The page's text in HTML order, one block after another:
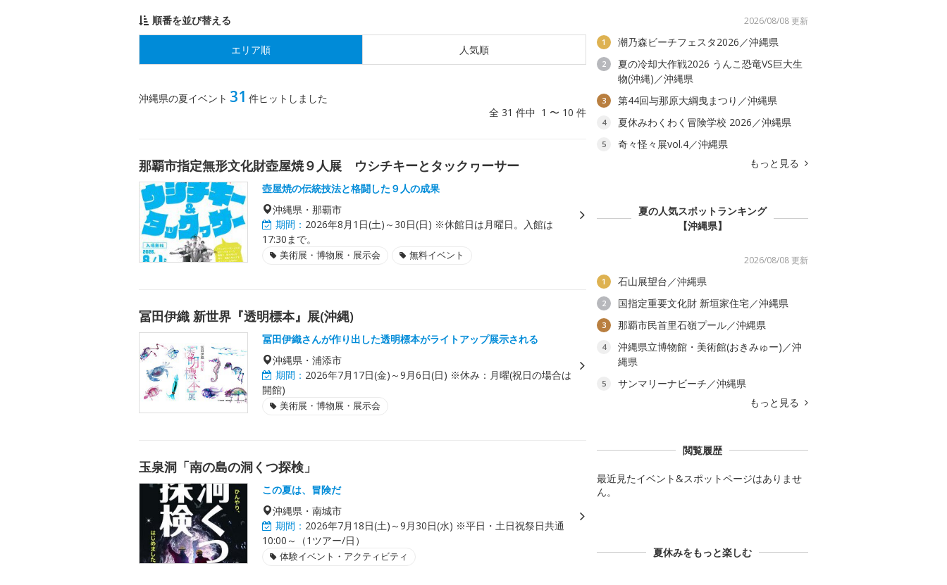
順番を並び替える
エリア順 人気順
沖縄県の夏イベント 31 件ヒットしました
全 31 件中 1 〜 10 件
那覇市指定無形文化財壺屋焼９人展 ウシチキーとタックヮーサー
壺屋焼の伝統技法と格闘した９人の成果
沖縄県・那覇市
期間： 2026年8月1日(土)～30日(日) ※休館日は月曜日。入館は
17:30まで。
美術展・博物展・展示会 無料イベント
冨田伊織 新世界『透明標本』展(沖縄)
冨田伊織さんが作り出した透明標本がライトアップ展示される
沖縄県・浦添市
期間： 2026年7月17日(金)～9月6日(日) ※休み：月曜(祝日の場合は
開館)
美術展・博物展・展示会
玉泉洞「南の島の洞くつ探検」
この夏は、冒険だ
沖縄県・南城市
期間： 2026年7月18日(土)～9月30日(水) ※平日・土日祝祭日共通
10:00～（1ツアー/日）
体験イベント・アクティビティ
2026/08/08 更新
1 潮乃森ビーチフェスタ2026／沖縄県
2
夏の冷却大作戦2026 うんこ恐竜VS巨大生
物(沖縄)／沖縄県
3 第44回与那原大綱曳まつり／沖縄県
4 夏休みわくわく冒険学校 2026／沖縄県
5
奇々怪々展vol.4／沖縄県
もっと見る
夏の人気スポットランキング
【沖縄県】
2026/08/08 更新
1 石山展望台／沖縄県
2 国指定重要文化財 新垣家住宅／沖縄県
3 那覇市民首里石嶺プール／沖縄県
4
沖縄県立博物館・美術館(おきみゅー)／沖
縄県
5
サンマリーナビーチ／沖縄県
もっと見る
閲覧履歴
最近見たイベント&スポットページはありませ
ん。
夏休みをもっと楽しむ